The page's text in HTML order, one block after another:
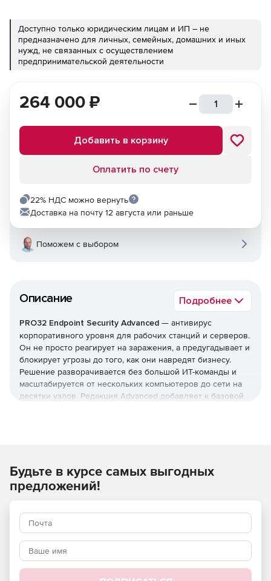
Доступно только юридическим лицам и ИП – не
предназначено для личных, семейных, домашних и иных
нужд, не связанных с осуществлением
предпринимательской деятельности
Описание Подробнее
PRO32 Endpoint Security Advanced — антивирус
корпоративного уровня для рабочих станций и серверов.
Он не просто реагирует на заражения, а предугадывает и
блокирует угрозы до того, как они навредят бизнесу.
Решение разворачивается без большой ИТ-команды и
масштабируется от нескольких компьютеров до сети на
десятки узлов. Редакция Advanced добавляет к базовой
Как устроена защита
В основе — многоуровневая модель: антивирус,
вымогателей, фильтрация почты и интернет-трафика.
Отмеченные наградами технологии упреждающего
обнаружения дополняются поведенческим
(эвристическим) анализом, который выявляет
неизвестные вредоносные программы и эксплойты
264 000 ₽
Добавить в корзину
Оплатить по счету
22% НДС можно вернуть
Доставка на почту 12 августа или раньше
Поможем с выбором
Будьте в курсе самых выгодных
предложений!